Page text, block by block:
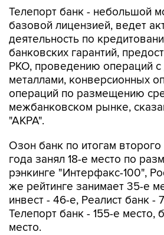
Телепорт банк - небольшой
базовой лицензией, ведет
деятельность по
банковских гарантий,
РКО, проведению операций
металлами, конверсионных
операций по размещению
межбанковском рынке,
"АКРА".
Озон банк по итогам
года занял 18-е место по
рэнкинге "Интерфакс-100",
же рейтинге занимает 35-е
инвест - 46-е, Реалист банк -
Телепорт банк - 155-е место,
место.